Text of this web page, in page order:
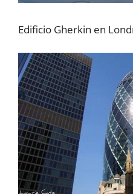
Edificio Gherkin en